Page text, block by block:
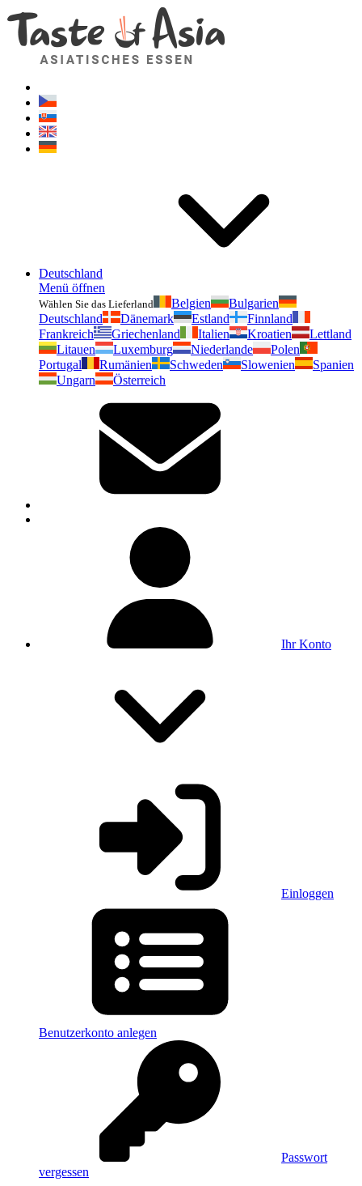
Deutschland
Menü öffnen
Wählen Sie das Lieferland Belgien
Bulgarien
Deutschland
Dänemark Estland
Finnland
Frankreich
Griechenland Italien Kroatien
Lettland
Litauen
Luxemburg Niederlande
Polen
Portugal
Rumänien Schweden Slowenien
Spanien
Ungarn
Österreich
Ihr Konto
Einloggen
Benutzerkonto anlegen
Passwort
vergessen
Geschmackvonasien.de
Zögern Sie nicht zu fragen. Ich bin für Sie da!